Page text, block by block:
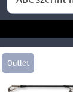
Outlet